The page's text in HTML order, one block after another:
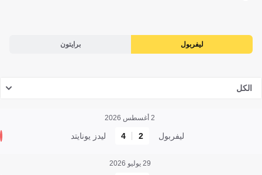
ليفربول برايتون
الكل
2 أغسطس 2026
ليفربول 2
4 ليدز يونايتد
29 يوليو 2026